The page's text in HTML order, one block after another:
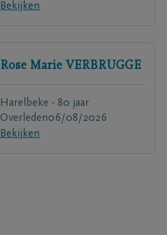
Bekijken
Rose Marie VERBRUGGE
Harelbeke - 80 jaar
Overleden06/08/2026
Bekijken